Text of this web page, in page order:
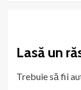
Lasă un
Trebuie să fii